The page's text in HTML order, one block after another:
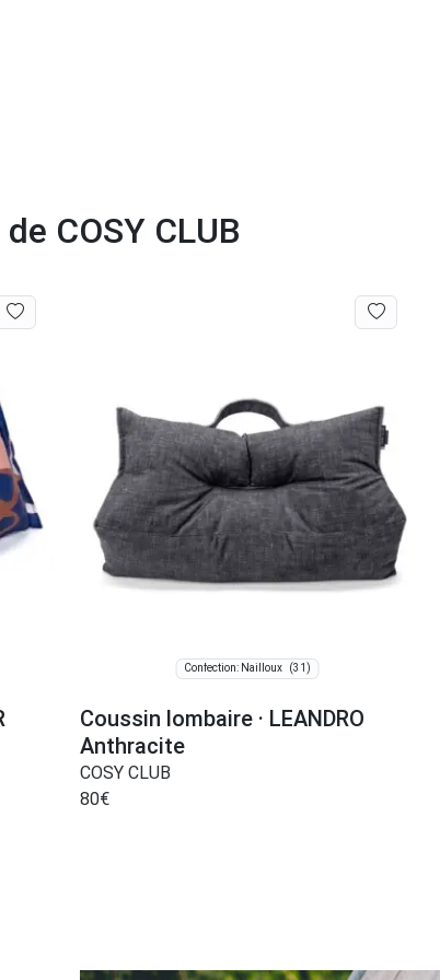
COSY CLUB
Confection: Nailloux (31)
Coussin lombaire · LEANDRO
Anthracite
COSY CLUB
80€